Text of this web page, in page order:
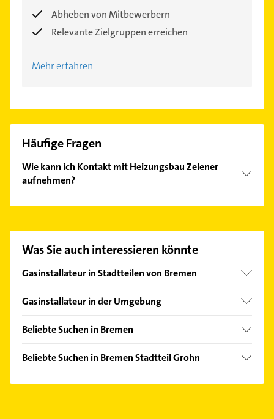
Abheben von Mitbewerbern
Relevante Zielgruppen erreichen
Mehr erfahren
Häufige Fragen
Wie kann ich Kontakt mit Heizungsbau Zelener
aufnehmen?
finden Sie alleKontaktdaten.
Was Sie auch interessieren könnte
Gasinstallateur in Stadtteilen von Bremen
Arsten
Hastedt
Oslebshausen
Osterfeuerberg
Gasinstallateur in der Umgebung
Schwanewede
Delmenhorst
Beliebte Suchen in Bremen
Elektroinstallation
Elektro Reparatur
Beliebte Suchen in Bremen Stadtteil Grohn